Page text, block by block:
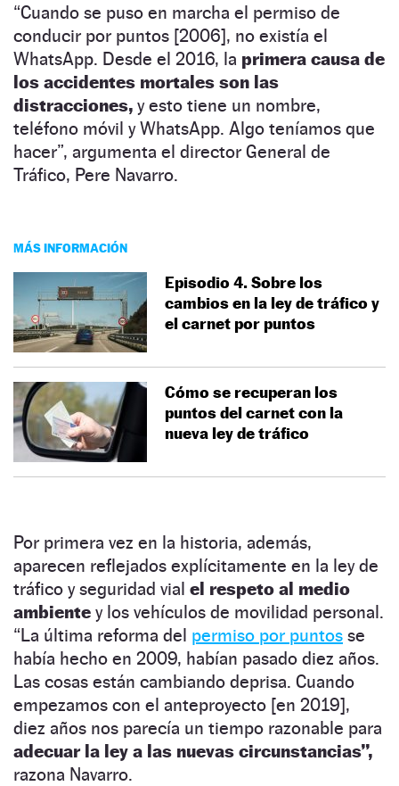
“Cuando se puso en marcha el permiso de
conducir por puntos [2006], no existía el
WhatsApp. Desde el 2016, la primera causa de
los accidentes mortales son las
distracciones, y esto tiene un nombre,
teléfono móvil y WhatsApp. Algo teníamos que
hacer”, argumenta el director General de
Tráfico, Pere Navarro.
MÁS INFORMACIÓN
Episodio 4. Sobre los
cambios en la ley de tráfico y
el carnet por puntos
Cómo se recuperan los
puntos del carnet con la
nueva ley de tráfico
Por primera vez en la historia, además,
aparecen reflejados explícitamente en la ley de
tráfico y seguridad vial el respeto al medio
ambiente y los vehículos de movilidad personal.
“La última reforma del permiso por puntos se
había hecho en 2009, habían pasado diez años.
Las cosas están cambiando deprisa. Cuando
empezamos con el anteproyecto [en 2019],
diez años nos parecía un tiempo razonable para
adecuar la ley a las nuevas circunstancias”,
razona Navarro.